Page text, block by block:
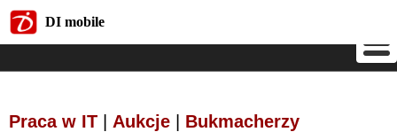
DI mobile
Praca w IT Aukcje
Bukmacherzy
DI mobile